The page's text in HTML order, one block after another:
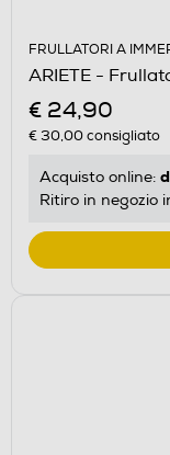
FRULLATORI A
ARIETE -
€ 24,90
€ 30,00consigliato
Acquisto online:
Ritiro in negozio